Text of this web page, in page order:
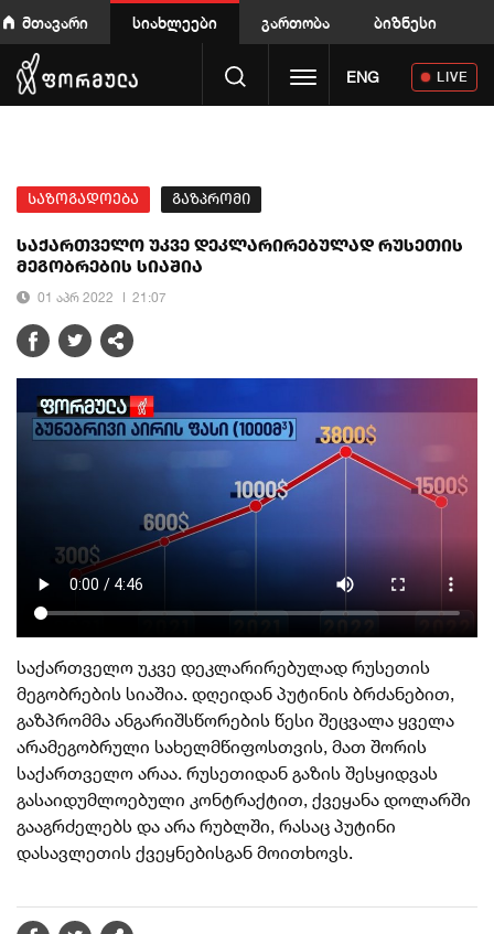
მთავარი სიახლეები გართობა ბიზნესი
Toggle navigation
ENG LIVE
საზოგადოება გაზპრომი
საქართველო უკვე დეკლარირებულად რუსეთის
მეგობრების სიაშია
01 აპრ 2022 21:07
საქართველო უკვე დეკლარირებულად რუსეთის
მეგობრების სიაშია. დღეიდან პუტინის ბრძანებით,
გაზპრომმა ანგარიშსწორების წესი შეცვალა ყველა
არამეგობრული სახელმწიფოსთვის, მათ შორის
საქართველო არაა. რუსეთიდან გაზის შესყიდვას
გასაიდუმლოებული კონტრაქტით, ქვეყანა დოლარში
გააგრძელებს და არა რუბლში, რასაც პუტინი
დასავლეთის ქვეყნებისგან მოითხოვს.